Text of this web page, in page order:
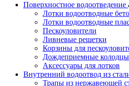
Поверхностное водоотведение
Лотки водоотводные
Лотки водоотводные
Пескоуловители
Ливневые решетки
Корзины для
Дождеприемные колодцы
Аксессуары для лотков
Внутренний водоотвод из
Трапы из нержавеющей